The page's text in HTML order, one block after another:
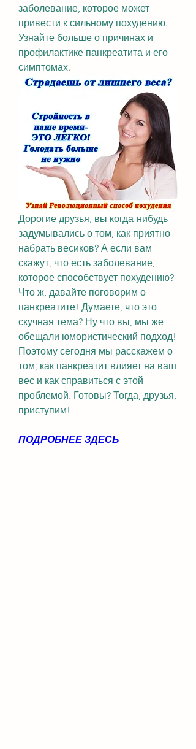
заболевание, которое может
привести к сильному похудению.
Узнайте больше о причинах и
профилактике панкреатита и его
симптомах.
Дорогие друзья, вы когда-нибудь
задумывались о том, как приятно
набрать весиков? А если вам
скажут, что есть заболевание,
которое способствует похудению?
Что ж, давайте поговорим о
панкреатите! Думаете, что это
скучная тема? Ну что вы, мы же
обещали юмористический подход!
Поэтому сегодня мы расскажем о
том, как панкреатит влияет на ваш
вес и как справиться с этой
проблемой. Готовы? Тогда, друзья,
приступим!
ПОДРОБНЕЕ ЗДЕСЬ